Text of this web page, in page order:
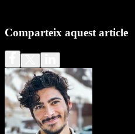
Comparteix aquest article